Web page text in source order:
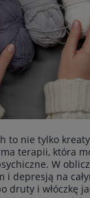
to nie tylko
terapii, która
W
i depresją na
druty i włóczkę